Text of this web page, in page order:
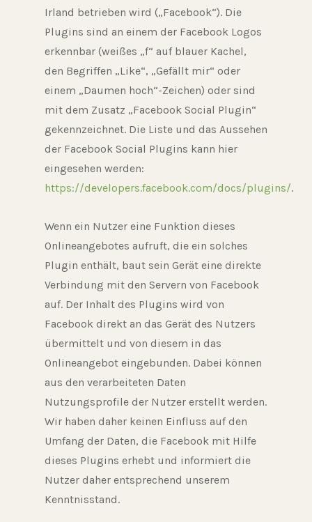
Irland betrieben wird („Facebook“). Die
Plugins sind an einem der Facebook Logos
erkennbar (weißes „f“ auf blauer Kachel,
den Begriffen „Like“, „Gefällt mir“ oder
einem „Daumen hoch“-Zeichen) oder sind
mit dem Zusatz „Facebook Social Plugin“
gekennzeichnet. Die Liste und das Aussehen
der Facebook Social Plugins kann hier
eingesehen werden:
https://developers.facebook.com/docs/plugins/.
Wenn ein Nutzer eine Funktion dieses
Onlineangebotes aufruft, die ein solches
Plugin enthält, baut sein Gerät eine direkte
Verbindung mit den Servern von Facebook
auf. Der Inhalt des Plugins wird von
Facebook direkt an das Gerät des Nutzers
übermittelt und von diesem in das
Onlineangebot eingebunden. Dabei können
aus den verarbeiteten Daten
Nutzungsprofile der Nutzer erstellt werden.
Wir haben daher keinen Einfluss auf den
Umfang der Daten, die Facebook mit Hilfe
dieses Plugins erhebt und informiert die
Nutzer daher entsprechend unserem
Kenntnisstand.